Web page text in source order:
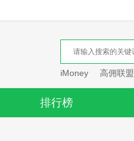
iMoney 高佣联盟
排行榜